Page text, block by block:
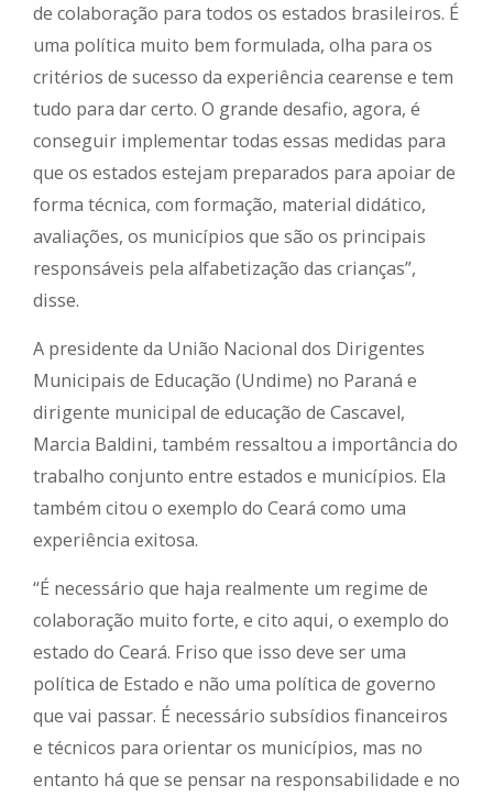
de colaboração para todos os estados brasileiros. É
uma política muito bem formulada, olha para os
critérios de sucesso da experiência cearense e tem
tudo para dar certo. O grande desafio, agora, é
conseguir implementar todas essas medidas para
que os estados estejam preparados para apoiar de
forma técnica, com formação, material didático,
avaliações, os municípios que são os principais
responsáveis pela alfabetização das crianças”,
disse.
A presidente da União Nacional dos Dirigentes
Municipais de Educação (Undime) no Paraná e
dirigente municipal de educação de Cascavel,
Marcia Baldini, também ressaltou a importância do
trabalho conjunto entre estados e municípios. Ela
também citou o exemplo do Ceará como uma
experiência exitosa.
“É necessário que haja realmente um regime de
colaboração muito forte, e cito aqui, o exemplo do
estado do Ceará. Friso que isso deve ser uma
política de Estado e não uma política de governo
que vai passar. É necessário subsídios financeiros
e técnicos para orientar os municípios, mas no
entanto há que se pensar na responsabilidade e no